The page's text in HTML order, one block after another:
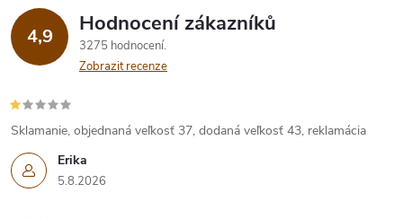
a
c
í
p
r
v
á
n
4,9 Hodnocení zákazníků
3275 hodnocení
Zobrazit recenze
Erika
5.8.2026
Sklamanie, objednaná veľkosť 37, dodaná veľkosť 43, reklamácia